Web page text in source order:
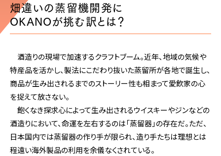
畑違いの蒸留機開発に
OKANOが挑む訳とは？
酒造りの現場で加速するクラフトブーム。近年、地域の気候や
特産品を活かし、製法にこだわり抜いた蒸留所が各地で誕生し、
商品が生み出されるまでのストーリー性も相まって愛飲家の心
を捉えて放さない。
飽くなき探求心によって生み出されるウイスキーやジンなどの
酒造りにおいて、命運を左右するのは「蒸留器」の存在だ。ただ、
日本国内では蒸留器の作り手が限られ、造り手たちは理想とは
程遠い海外製品の利用を余儀なくされている。